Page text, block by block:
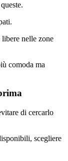
nelle zone
comoda ma
di cercarlo
scegliere